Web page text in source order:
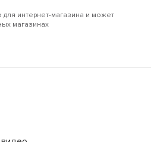
для интернет-магазина и может
магазинах